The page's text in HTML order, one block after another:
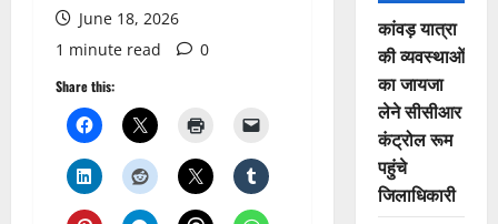
June 18, 2026
1 minute read
0
Share this:
कांवड़ यात्रा
की व्यवस्थाओं
का जायजा
लेने सीसीआर
कंट्रोल रूम
पहुंचे
जिलाधिकारी